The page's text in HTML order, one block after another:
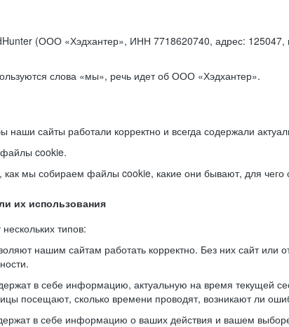
(ООО «Хэдхантер», ИНН 7718620740, адрес: 125047,
слова «мы», речь идет об ООО «Хэдхантер».
наши сайты работали корректно и всегда содержали
cookie.
мы собираем файлы cookie, какие они бывают, для чего
их использования
типов:
нашим сайтам работать корректно. Без них сайт или
в себе информацию, актуальную на время текущей
посещают, сколько времени проводят, возникают ли
в себе информацию о ваших действия и вашем